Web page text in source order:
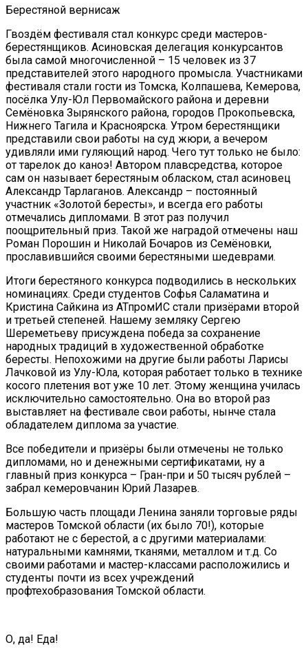
Берестяной вернисаж
Гвоздём фестиваля стал конкурс среди мастеров-
берестянщиков. Асиновская делегация конкурсантов
была самой многочисленной – 15 человек из 37
представителей этого народного промысла. Участниками
фестиваля стали гости из Томска, Колпашева, Кемерова,
посёлка Улу-Юл Первомайского района и деревни
Семёновка Зырянского района, городов Прокопьевска,
Нижнего Тагила и Красноярска. Утром берестянщики
представили свои работы на суд жюри, а вечером
удивляли ими гуляющий народ. Чего тут только не было:
от тарелок до каноэ! Автором плавсредства, которое
сам он называет берестяным обласком, стал асиновец
Александр Тарлаганов. Александр – постоянный
участник «Золотой бересты», и всегда его работы
отмечались дипломами. В этот раз получил
поощрительный приз. Такой же наградой отмечены наш
Роман Порошин и Николай Бочаров из Семёновки,
прославившийся своими берестяными шедеврами.
Итоги берестяного конкурса подводились в нескольких
номинациях. Среди студентов Софья Саламатина и
Кристина Сайкина из АТпромИС стали призёрами второй
и третьей степеней. Нашему земляку Сергею
Шереметьеву присуждена победа за сохранение
народных традиций в художественной обработке
бересты. Непохожими на другие были работы Ларисы
Лачковой из Улу-Юла, которая работает только в технике
косого плетения вот уже 10 лет. Этому женщина училась
исключительно самостоятельно. Она во второй раз
выставляет на фестивале свои работы, нынче стала
обладателем диплома за участие.
Все победители и призёры были отмечены не только
дипломами, но и денежными сертификатами, ну а
главный приз конкурса – Гран-при и 50 тысяч рублей –
забрал кемеровчанин Юрий Лазарев.
Большую часть площади Ленина заняли торговые ряды
мастеров Томской области (их было 70!), которые
работают не с берестой, а с другими материалами:
натуральными камнями, тканями, металлом и т.д. Со
своими работами и мастер-классами расположились и
студенты почти из всех учреждений
профтехобразования Томской области.
О, да! Еда!